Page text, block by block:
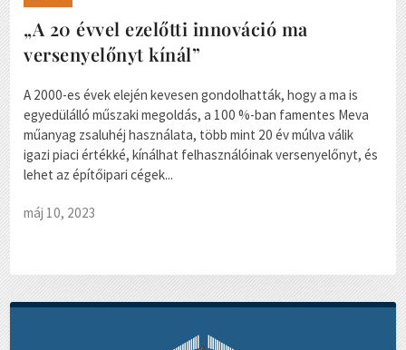
„A 20 évvel ezelőtti innováció ma
versenyelőnyt kínál”
A 2000-es évek elején kevesen gondolhatták, hogy a ma is
egyedülálló műszaki megoldás, a 100 %-ban famentes Meva
műanyag zsaluhéj használata, több mint 20 év múlva válik
igazi piaci értékké, kínálhat felhasználóinak versenyelőnyt, és
lehet az építőipari cégek...
máj 10, 2023